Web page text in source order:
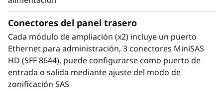
High-Performance, High-Capacity DAS
The Lenovo Storage D1224 has the flexibility
and capacity to handle many different types of
workloads. You can start with one D1224
enclosure containing up to 24x 2.5-inch drives
Conectores del panel trasero
Cada módulo de ampliación (x2) incluye un puerto
Ethernet para administración, 3 conectores MiniSAS
HD (SFF 8644), puede configurarse como puerto de
entrada o salida mediante ajuste del modo de
zonificación SAS